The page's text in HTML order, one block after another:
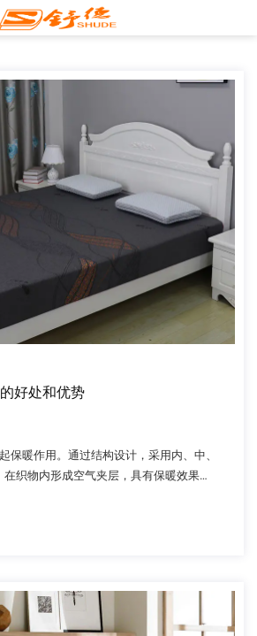
好处和优势
保暖作用。通过结构设计，采用内、中、
织物内形成空气夹层，具有保暖效果。
层结构。中间层...